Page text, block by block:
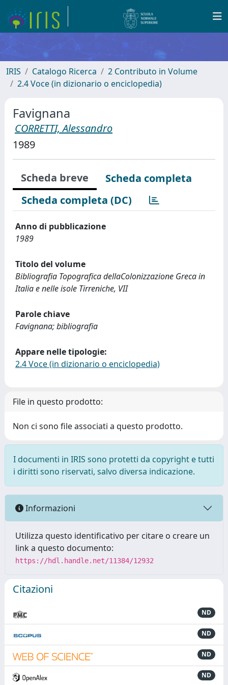
IRIS Catalogo Ricerca
2 Contributo in Volume
2.4 Voce (in dizionario o enciclopedia)
Favignana
CORRETTI, Alessandro
1989
Scheda breve
Scheda completa
Scheda completa (DC)
Anno di pubblicazione
1989
Titolo del volume
Bibliografia Topografica dellaColonizzazione Greca in
Italia e nelle isole Tirreniche, VII
Parole chiave
Favignana; bibliografia
Appare nelle tipologie:
2.4 Voce (in dizionario o enciclopedia)
File in questo prodotto:
Non ci sono file associati a questo prodotto.
I documenti in IRIS sono protetti da copyright e tutti
i diritti sono riservati, salvo diversa indicazione.
Informazioni
Utilizza questo identificativo per citare o creare un
link a questo documento:
https://hdl.handle.net/11384/12932
Citazioni
ND
ND
ND
ND